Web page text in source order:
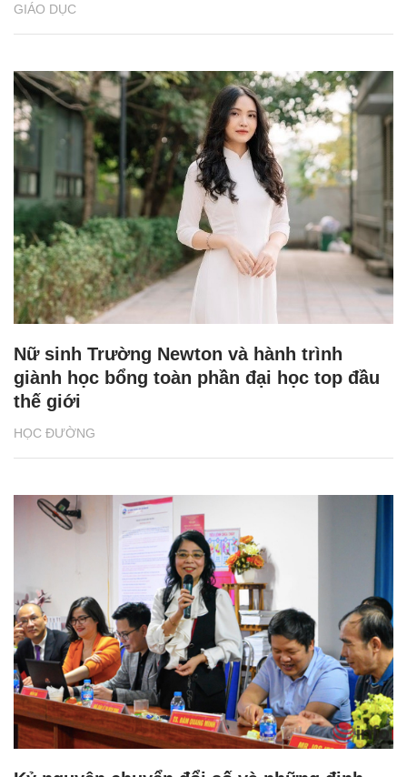
GIÁO DỤC
HỌC ĐƯỜNG
Nữ sinh Trường Newton và hành trình
giành học bổng toàn phần đại học top đầu
thế giới